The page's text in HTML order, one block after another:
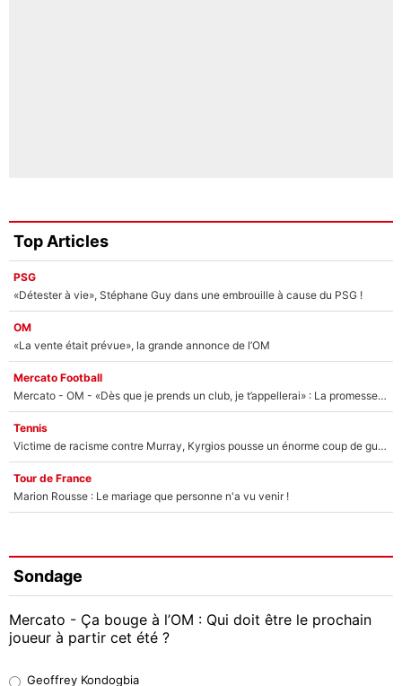
Top Articles
PSG
«Détester à vie», Stéphane Guy dans une embrouille à cause du PSG !
OM
«La vente était prévue», la grande annonce de l’OM
Mercato Football
Mercato - OM - «Dès que je prends un club, je t’appellerai» : La promesse de Marcelino au moment de claquer la porte
Tennis
Victime de racisme contre Murray, Kyrgios pousse un énorme coup de gueule !
Tour de France
Marion Rousse : Le mariage que personne n'a vu venir !
Sondage
Mercato - Ça bouge à l’OM : Qui doit être le prochain
joueur à partir cet été ?
Geoffrey Kondogbia